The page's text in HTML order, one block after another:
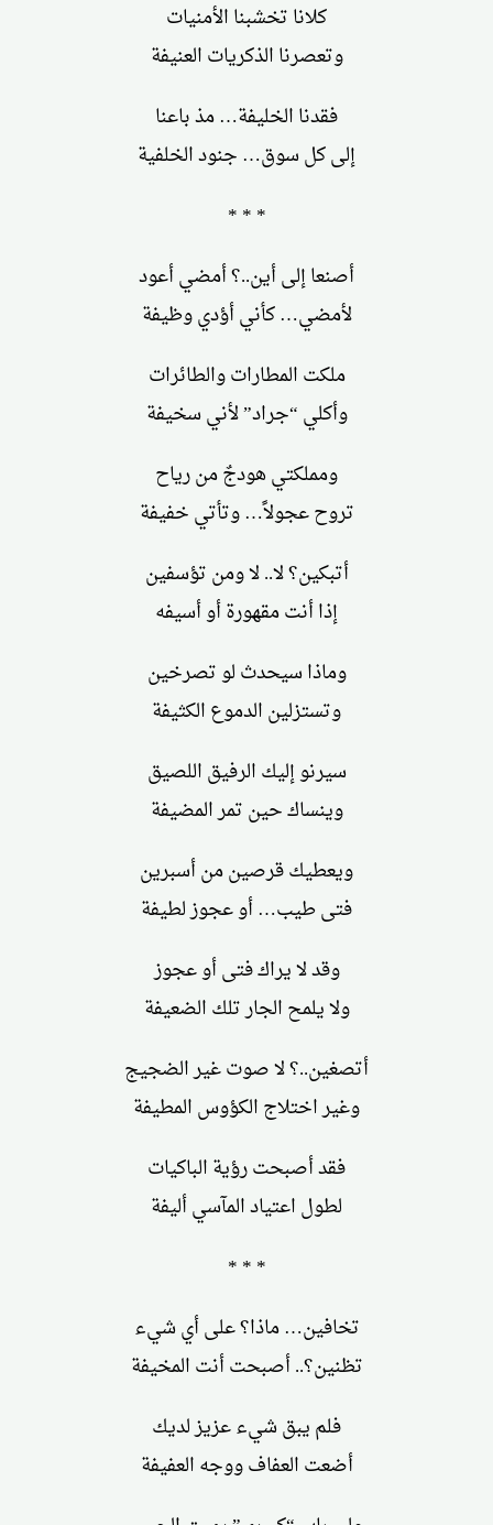
كلانا تخشبنا الأمنيات
وتعصرنا الذكريات العنيفة
فقدنا الخليفة… مذ باعنا
إلى كل سوق… جنود الخلفية
* * *
أصنعا إلى أين..؟ أمضي أعود
لأمضي… كأني أؤدي وظيفة
ملكت المطارات والطائرات
وأكلي “جراد” لأني سخيفة
ومملكتي هودجٌ من رياح
تروح عجولاً… وتأتي خفيفة
أتبكين؟ لا.. لا ومن تؤسفين
إذا أنت مقهورة أو أسيفه
وماذا سيحدث لو تصرخين
وتستزلين الدموع الكثيفة
سيرنو إليك الرفيق اللصيق
وينساك حين تمر المضيفة
ويعطيك قرصين من أسبرين
فتى طيب… أو عجوز لطيفة
وقد لا يراك فتى أو عجوز
ولا يلمح الجار تلك الضعيفة
أتصغين..؟ لا صوت غير الضجيج
وغير اختلاج الكؤوس المطيفة
فقد أصبحت رؤية الباكيات
لطول اعتياد المآسي أليفة
* * *
تخافين… ماذا؟ على أي شيء
تظنين؟.. أصبحت أنت المخيفة
فلم يبق شيء عزيز لديك
أضعت العفاف ووجه العفيفة